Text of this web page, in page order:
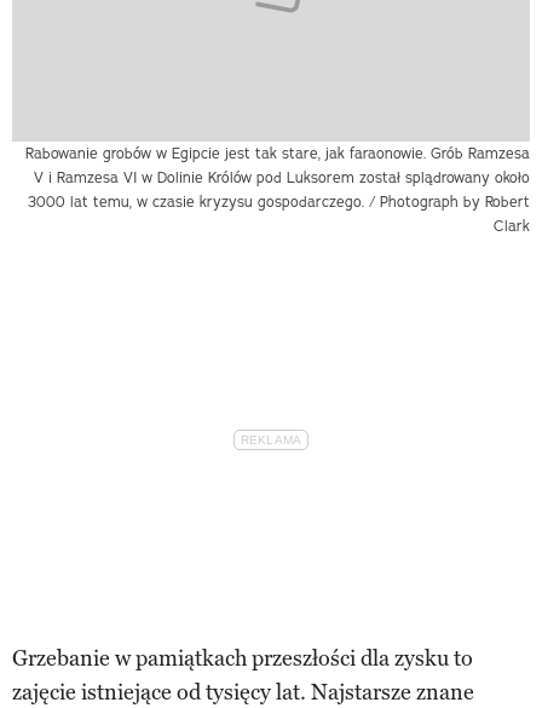
Rabowanie grobów w Egipcie jest tak stare, jak faraonowie. Grób Ramzesa
V i Ramzesa VI w Dolinie Królów pod Luksorem został splądrowany około
3000 lat temu, w czasie kryzysu gospodarczego. / Photograph by Robert
Clark
Grzebanie w pamiątkach przeszłości dla zysku to
zajęcie istniejące od tysięcy lat. Najstarsze znane